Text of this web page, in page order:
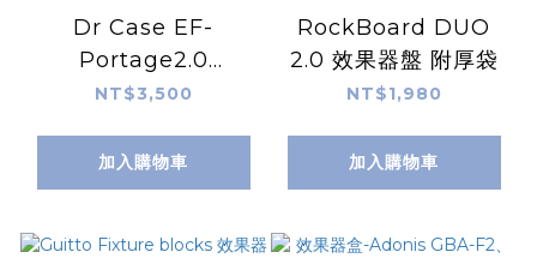
Dr Case EF-
Portage2.0
PREMIUM EFFECT
DRLS-351黑色 /
DRLS-410灰色
NT$3,500
加入購物車
RockBoard DUO
2.0 效果器盤 附厚袋
NT$1,980
加入購物車